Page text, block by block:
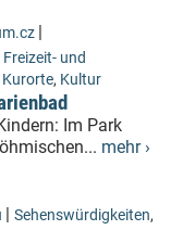
|
Freizeit- und
Kurorte, Kultur
Im Park
mehr ›
| Sehenswürdigkeiten,